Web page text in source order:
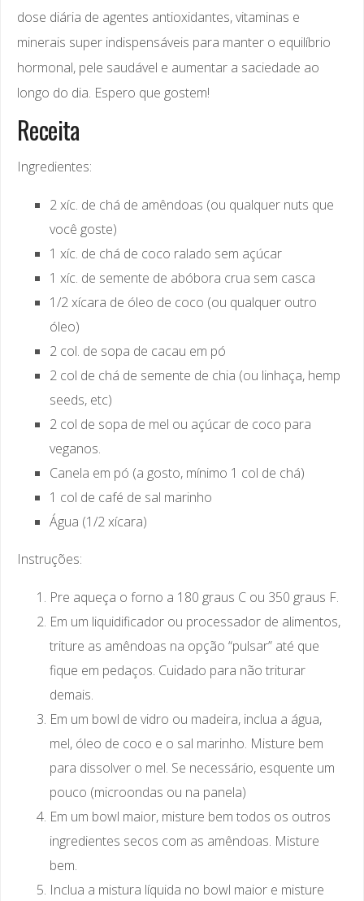
dose diária de agentes antioxidantes, vitaminas e
minerais super indispensáveis para manter o equilíbrio
hormonal, pele saudável e aumentar a saciedade ao
longo do dia. Espero que gostem!
Receita
Ingredientes:
2 xíc. de chá de amêndoas (ou qualquer nuts que
você goste)
1 xíc. de chá de coco ralado sem açúcar
1 xíc. de semente de abóbora crua sem casca
1/2 xícara de óleo de coco (ou qualquer outro
óleo)
2 col. de sopa de cacau em pó
2 col de chá de semente de chia (ou linhaça, hemp
seeds, etc)
2 col de sopa de mel ou açúcar de coco para
veganos.
Canela em pó (a gosto, mínimo 1 col de chá)
1 col de café de sal marinho
Água (1/2 xícara)
Instruções:
Pre aqueça o forno a 180 graus C ou 350 graus F.
Em um liquidificador ou processador de alimentos,
triture as amêndoas na opção “pulsar” até que
fique em pedaços. Cuidado para não triturar
demais.
Em um bowl de vidro ou madeira, inclua a água,
mel, óleo de coco e o sal marinho. Misture bem
para dissolver o mel. Se necessário, esquente um
pouco (microondas ou na panela)
Em um bowl maior, misture bem todos os outros
ingredientes secos com as amêndoas. Misture
bem.
Inclua a mistura líquida no bowl maior e misture